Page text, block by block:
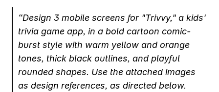
“Design 3 mobile screens for "Trivvy," a kids'
trivia game app, in a bold cartoon comic-
burst style with warm yellow and orange
tones, thick black outlines, and playful
rounded shapes. Use the attached images
as design references, as directed below.